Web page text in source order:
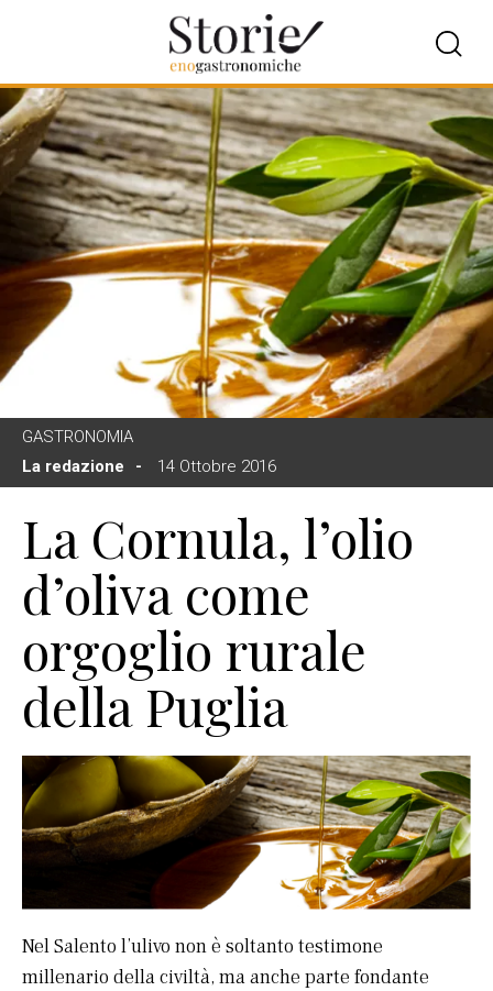
GASTRONOMIA
La redazione
14 Ottobre 2016
La Cornula, l’olio
d’oliva come
orgoglio rurale
della Puglia
Nel Salento l’ulivo non è soltanto testimone
millenario della civiltà, ma anche parte fondante